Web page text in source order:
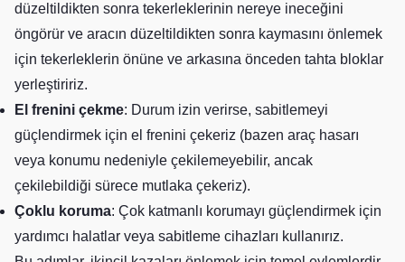
düzeltildikten sonra tekerleklerinin nereye ineceğini
öngörür ve aracın düzeltildikten sonra kaymasını önlemek
için tekerleklerin önüne ve arkasına önceden tahta bloklar
yerleştiririz.
El frenini çekme: Durum izin verirse, sabitlemeyi
güçlendirmek için el frenini çekeriz (bazen araç hasarı
veya konumu nedeniyle çekilemeyebilir, ancak
çekilebildiği sürece mutlaka çekeriz).
Çoklu koruma: Çok katmanlı korumayı güçlendirmek için
yardımcı halatlar veya sabitleme cihazları kullanırız.